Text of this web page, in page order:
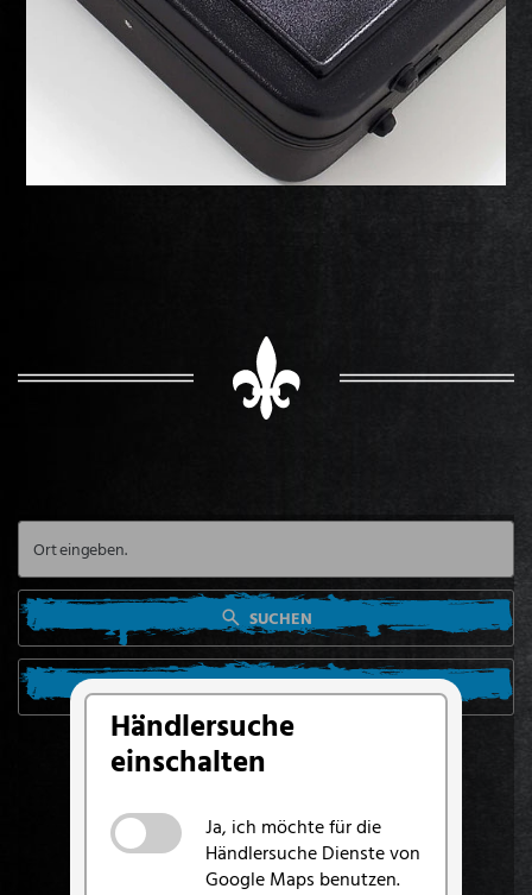
Händlersuche
einschalten
Ja, ich möchte für die
Händlersuche Dienste von
Google Maps benutzen.
SUCHEN
SUCHE VON MEINEM STANDORT AUS